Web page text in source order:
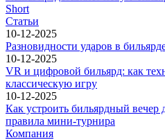
Short
Статьи
10-12-2025
Разновидности ударов в
10-12-2025
VR и цифровой бильярд: как
классическую игру
10-12-2025
Как устроить бильярдный вечер
правила мини-турнира
Компания